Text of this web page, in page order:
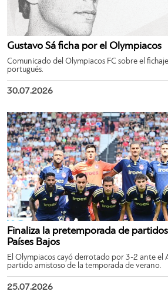
Gustavo Sá ficha por el Olympiacos
Comunicado del Olympiacos FC sobre el
portugués.
30.07.2026
Finaliza la pretemporada de
Países Bajos
El Olympiacos cayó derrotado por 3-2 ante el
partido amistoso de la temporada de verano.
25.07.2026